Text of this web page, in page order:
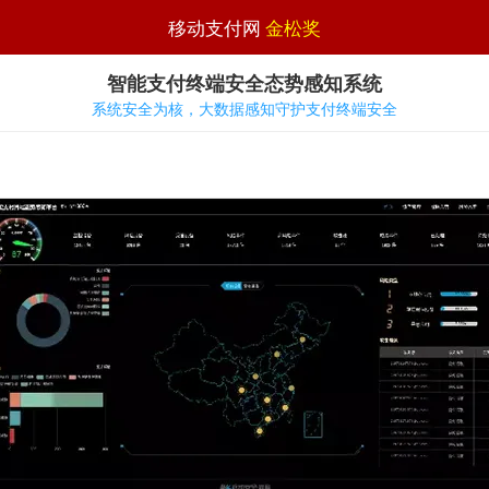
移动支付网 金松奖
智能支付终端安全态势感知系统
系统安全为核，大数据感知守护支付终端安全